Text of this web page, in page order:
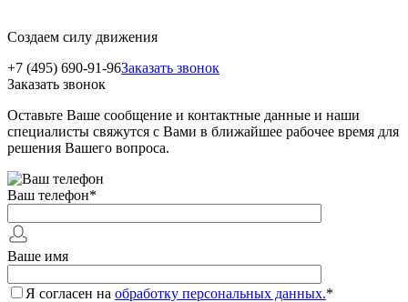
Создаем силу движения
+7 (495) 690-91-96Заказать звонок
Заказать звонок
Оставьте Ваше сообщение и контактные данные и наши
специалисты свяжутся с Вами в ближайшее рабочее время для
решения Вашего вопроса.
Ваш телефон*
Ваше имя
Я согласен на обработку персональных данных.*